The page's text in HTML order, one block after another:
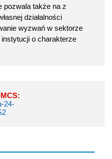
pozwala także na z
działalności
wyzwań w sektorze
o charakterze
24-